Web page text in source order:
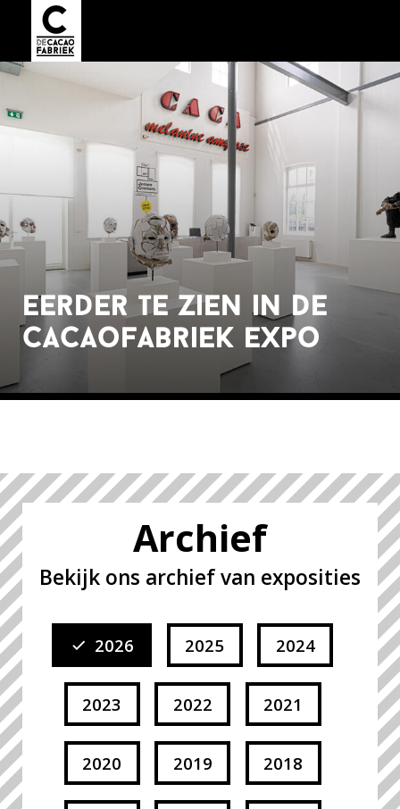
eerder te zien in de
cacaofabriek expo
Archief
Bekijk ons archief van exposities
2026 2025 2024
2023 2022 2021
2020 2019 2018